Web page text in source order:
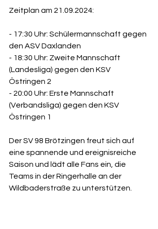
Zeitplan am 21.09.2024:
- 17:30 Uhr: Schülermannschaft gegen
den ASV Daxlanden
- 18:30 Uhr: Zweite Mannschaft
(Landesliga) gegen den KSV
Östringen 2
- 20:00 Uhr: Erste Mannschaft
(Verbandsliga) gegen den KSV
Östringen 1
Der SV 98 Brötzingen freut sich auf
eine spannende und ereignisreiche
Saison und lädt alle Fans ein, die
Teams in der Ringerhalle an der
Wildbaderstraße zu unterstützen.